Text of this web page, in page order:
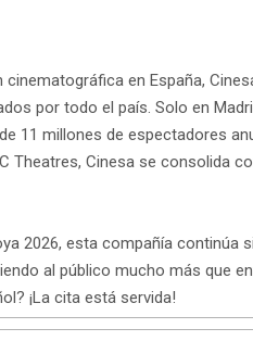
cinematográfica en España,
por todo el país. Solo en
11 millones de espectadores
Theatres, Cinesa se consolida
2026, esta compañía continúa
al público mucho más que
¡La cita está servida!